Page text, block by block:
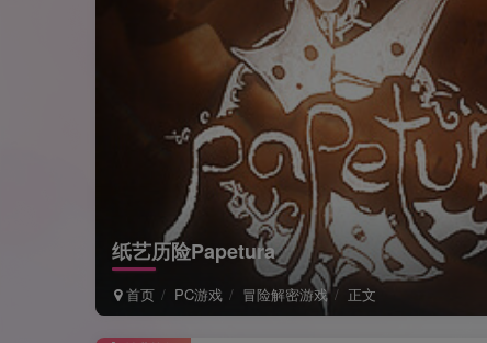
纸艺历险Papetura
首页 PC游戏 冒险解密游戏 正文